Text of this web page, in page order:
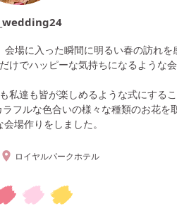
場に入った瞬間に明るい春の訪れを
でハッピーな気持ちになるような
達も皆が楽しめるような式にする
フルな色合いの様々な種類のお花
場作りをしました。
ロイヤルパークホテル